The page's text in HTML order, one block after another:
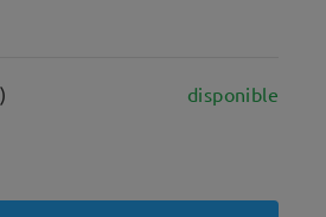
disponible